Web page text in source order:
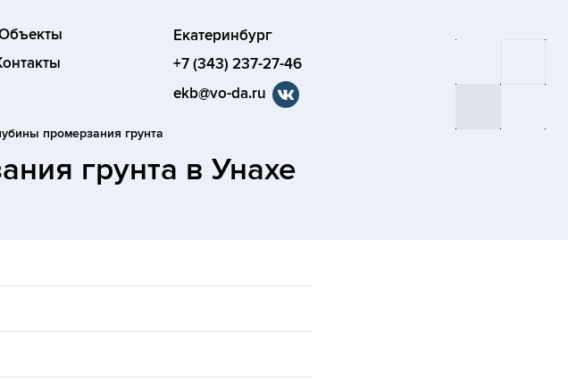
Екатеринбург
+7 (343) 237-27-46
ekb@vo-da.ru
промерзания грунта
грунта в Унахе